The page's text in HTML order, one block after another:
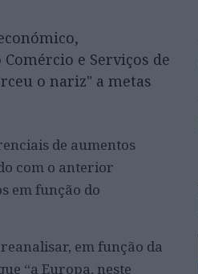
e Serviços de
o nariz" a metas
de aumentos
com o anterior
em função do
em função da
“a Europa, neste